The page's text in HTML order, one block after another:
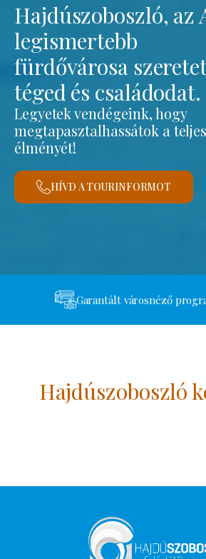
Hajdúszoboszló, az
legismertebb
fürdővárosa
téged és családodat.
Legyetek vendégeink, hogy
megtapasztalhassátok a
élményét!
HÍVD A TOURINFORMOT
Garantált városnéző
Hajdúszoboszló